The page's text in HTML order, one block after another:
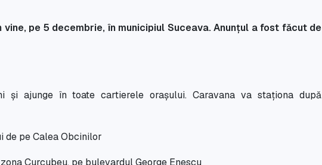
vine, pe 5 decembrie, în municipiul Suceava. Anunțul a fost făcut de
și ajunge în toate cartierele orașului. Caravana va staționa după
de pe Calea Obcinilor
Curcubeu, pe bulevardul George Enescu